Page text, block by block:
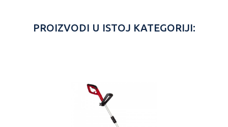
PROIZVODI U ISTOJ KATEGORIJI: